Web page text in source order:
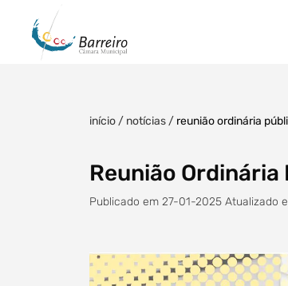
início / notícias / reunião ordinária
Reunião
Publicado em 27-01-2025 Atualizado